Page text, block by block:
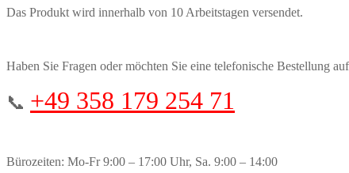
Das Produkt wird innerhalb von 10 Arbeitstagen versendet.
Haben Sie Fragen oder möchten Sie eine telefonische Bestellung
📞 +49 358 179 254 71
Bürozeiten: Mo-Fr 9:00 – 17:00 Uhr, Sa. 9:00 – 14:00